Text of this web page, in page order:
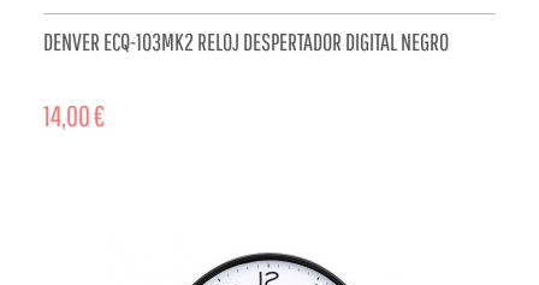
DENVER ECQ-103MK2 RELOJ DESPERTADOR DIGITAL NEGRO
14,00 €